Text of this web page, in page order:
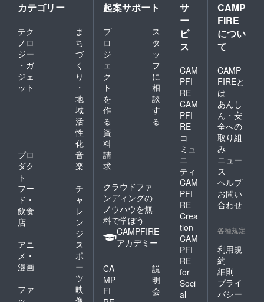
カテゴリー
テク
ノロ
ジー
・ガ
ジェ
ット
ま
ち
づ
く
り
・
地
域
活
性
化
プロ
ダク
ト
音
楽
フー
ド・
飲食
店
チ
ャ
レ
ン
ジ
アニ
メ・
漫画
ス
ポ
ー
ツ
ファ
映
起案サポート
プ
ロ
ジ
ェ
ク
ト
を
作
る
ス
タ
ッ
フ
に
相
談
す
る
資
料
請
求
クラウドファ
ンディングの
ノウハウを無
料で学ぼう
CAMPFIRE
アカデミー
CA
MP
FI
説
明
会
サ
ー
ビ
ス
CAM
PFI
RE
CAM
PFI
RE
コ
ミュ
ニ
ティ
CAM
PFI
RE
Crea
tion
CAM
PFI
RE
for
Soci
al
CAMP
FIRE
につい
て
CAMP
FIREと
は
あんし
ん・安
全への
取り組
み
ニュー
ス
ヘルプ
お問い
合わせ
各種規定
利用規
約
細則
プライ
バシー